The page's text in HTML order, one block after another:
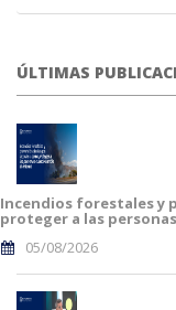
ÚLTIMAS
Incendios forestales y
proteger a las
05/08/2026